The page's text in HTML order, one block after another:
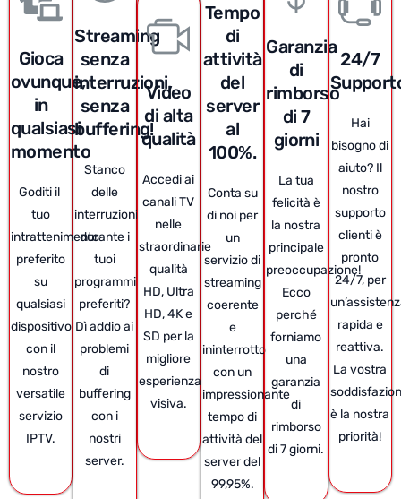
Gioca
ovunque,
in
qualsiasi
momento
Goditi il ​​
tuo
intrattenimento
preferito
su
qualsiasi
dispositivo
con il
nostro
versatile
servizio
IPTV.
Streaming
senza
interruzioni,
senza
buffering!
Stanco
delle
interruzioni
durante i
tuoi
programmi
preferiti?
Dì addio ai
problemi
di
buffering
con i
nostri
server.
Video
di alta
qualità
Accedi ai
canali TV
nelle
straordinarie
qualità
HD, Ultra
HD, 4K e
SD per la
migliore
esperienza
visiva.
Tempo
di
attività
del
server
al
100%.
Conta su
di noi per
un
servizio di
streaming
coerente
e
ininterrotto
con un
impressionante
tempo di
attività del
server del
99,95%.
Garanzia
di
rimborso
di 7
giorni
La tua
felicità è
la nostra
principale
preoccupazione!
Ecco
perché
forniamo
una
garanzia
di
rimborso
di 7 giorni.
24/7
Hai
bisogno di
aiuto? Il
nostro
supporto
clienti è
pronto
24/7, per
rapida e
reattiva.
La vostra
è la nostra
priorità!